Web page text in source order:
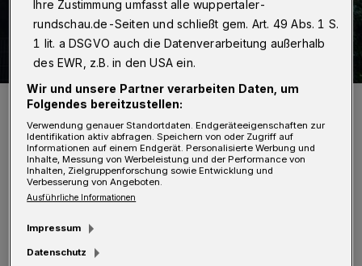
Das Diemel-Denkmal.
Foto: Stadt Wuppertal
Ihre Zustimmung umfasst alle wuppertaler-
rundschau.de-Seiten und schließt gem. Art. 49 Abs. 1 S.
1 lit. a DSGVO auch die Datenverarbeitung außerhalb
des EWR, z.B. in den USA ein.
Wir und unsere Partner verarbeiten Daten, um
Folgendes bereitzustellen:
Verwendung genauer Standortdaten. Endgeräteeigenschaften zur
Identifikation aktiv abfragen. Speichern von oder Zugriff auf
Informationen auf einem Endgerät. Personalisierte Werbung und
Inhalte, Messung von Werbeleistung und der Performance von
Inhalten, Zielgruppenforschung sowie Entwicklung und
Verbesserung von Angeboten.
Ausführliche Informationen
Impressum
Datenschutz